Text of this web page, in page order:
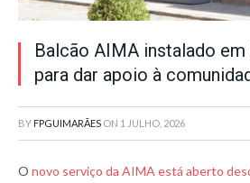
Balcão AIMA instalado em
para dar apoio à
BY FPGUIMARÃES ON 1 JULHO, 2026
O novo serviço da AIMA está aberto